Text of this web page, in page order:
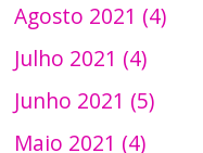
Agosto 2021 (4)
Julho 2021 (4)
Junho 2021 (5)
Maio 2021 (4)